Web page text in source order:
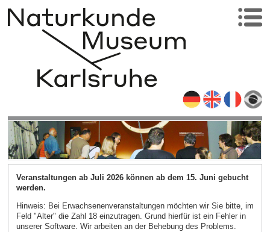
Veranstaltungen ab Juli 2026 können ab dem 15. Juni gebucht
werden.
Hinweis: Bei Erwachsenenveranstaltungen möchten wir Sie bitte, im
Feld "Alter" die Zahl 18 einzutragen. Grund hierfür ist ein Fehler in
unserer Software. Wir arbeiten an der Behebung des Problems.